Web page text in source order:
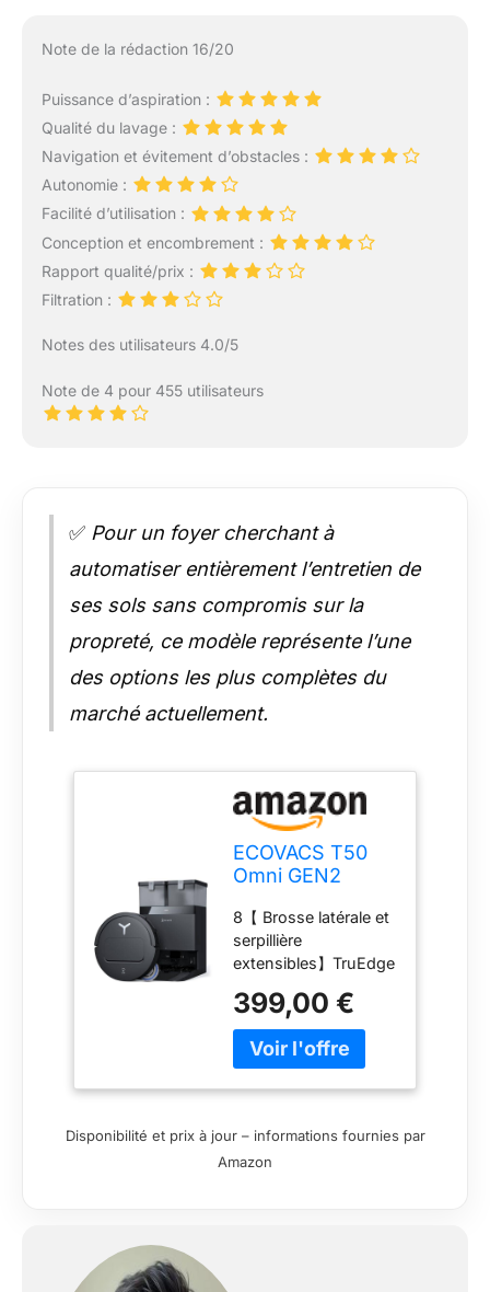
Note de la rédaction 16/20
Puissance d’aspiration :
Qualité du lavage :
Navigation et évitement d’obstacles :
Autonomie :
Facilité d’utilisation :
Conception et encombrement :
Rapport qualité/prix :
Filtration :
Notes des utilisateurs 4.0/5
Note de 4 pour 455 utilisateurs
✅ Pour un foyer cherchant à
automatiser entièrement l’entretien de
ses sols sans compromis sur la
propreté, ce modèle représente l’une
des options les plus complètes du
marché actuellement.
ECOVACS T50
Omni GEN2
Laveur 21000Pa
Extensible AIVI
81mm
8【 Brosse latérale et
serpillière
extensibles】TruEdge
brosse latérale
innovante qui s'étend
de manière
coins et une plaque
de serpillière à
399,00 €
Disponibilité et prix à jour – informations fournies par
Amazon